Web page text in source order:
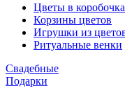
Цветы в
Корзины цветов
Игрушки из
Ритуальные венки
Свадебные
Подарки